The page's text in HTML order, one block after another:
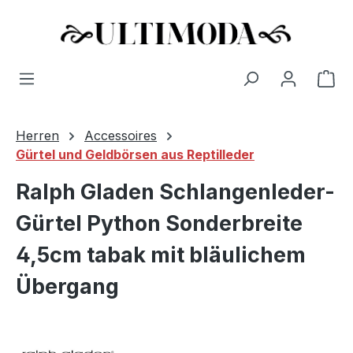
Zum Hauptinhalt springen
Herren
Accessoires
Gürtel und Geldbörsen aus Reptilleder
Ralph Gladen Schlangenleder-
Gürtel Python Sonderbreite
4,5cm tabak mit bläulichem
Übergang